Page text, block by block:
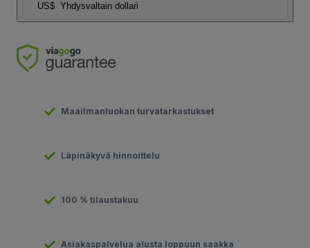
US$ Yhdysvaltain dollari
Maailmanluokan turvatarkastukset
Läpinäkyvä hinnoittelu
100 % tilaustakuu
Asiakaspalvelua alusta loppuun saakka